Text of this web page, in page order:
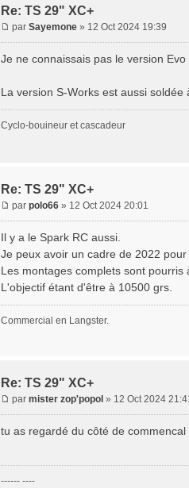
Re: TS 29" XC+
par Sayemone » 12 Oct 2024 19:39
Je ne connaissais pas le version
La version S-Works est aussi
Cyclo-bouineur et cascadeur
Re: TS 29" XC+
par polo66 » 12 Oct 2024 20:01
Il y a le Spark RC aussi.
Je peux avoir un cadre de 2022
Les montages complets sont pourris
L'objectif étant d'être à 10500 grs.
Commercial en Langster.
Re: TS 29" XC+
par mister zop'popol » 12 Oct 2024
tu as regardé du côté de commencal
------ ----